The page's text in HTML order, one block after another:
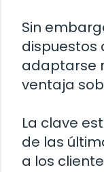
Sin
dispuestos
adaptarse
ventaja
La clave
de las
a los